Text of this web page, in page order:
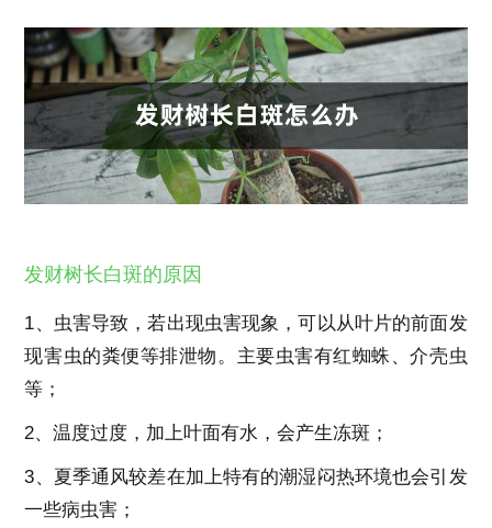
发财树长白斑的原因
1、虫害导致，若出现虫害现象，可以从叶片的前面发
现害虫的粪便等排泄物。主要虫害有红蜘蛛、介壳虫
等；
2、温度过度，加上叶面有水，会产生冻斑；
3、夏季通风较差在加上特有的潮湿闷热环境也会引发
一些病虫害；